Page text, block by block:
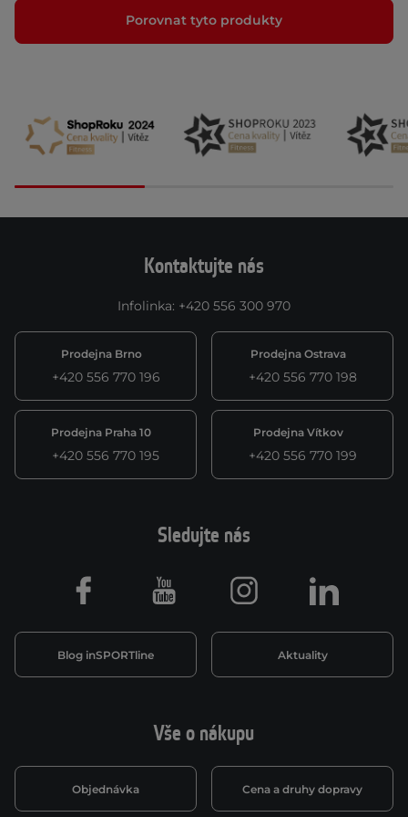
Porovnat tyto produkty
Kontaktujte nás
Infolinka: +420 556 300 970
Prodejna Brno
+420 556 770 196
Prodejna Ostrava
+420 556 770 198
Prodejna Praha 10
+420 556 770 195
Prodejna Vítkov
+420 556 770 199
Vše o nákupu
Objednávka Cena a druhy dopravy
Sledujte nás
Blog inSPORTline Aktuality
Facebook Youtube Instagram LinkedIn